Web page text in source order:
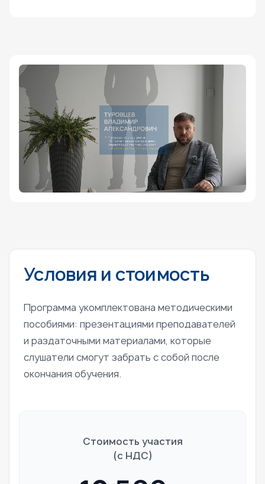
Условия и стоимость
Программа укомплектована методическими
пособиями: презентациями преподавателей
и раздаточными материалами, которые
слушатели смогут забрать с собой после
окончания обучения.
Стоимость участия
(c НДС)